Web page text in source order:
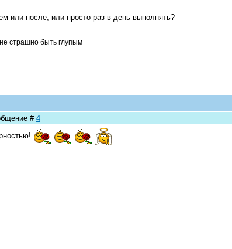
или после, или просто раз в день выполнять?
страшно быть глупым
#4